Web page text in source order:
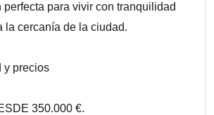
perfecta para vivir con tranquilidad
la cercanía de la ciudad.
y precios
350.000 €.